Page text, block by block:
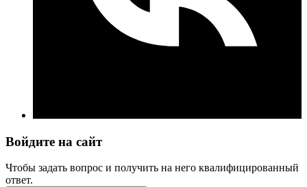
Войдите на сайт
Чтобы задать вопрос и получить на него квалифицированный
ответ.